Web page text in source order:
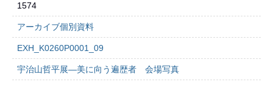
1574
アーカイブ個別資料
EXH_K0260P0001_09
宇治山哲平展―美に向う遍歴者 会場写真